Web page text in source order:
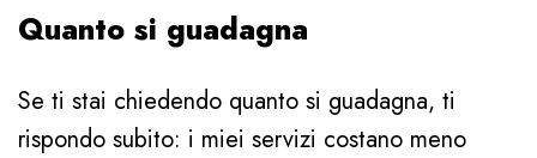
Quanto si guadagna
Se ti stai chiedendo quanto si guadagna, ti
rispondo subito: i miei servizi costano meno